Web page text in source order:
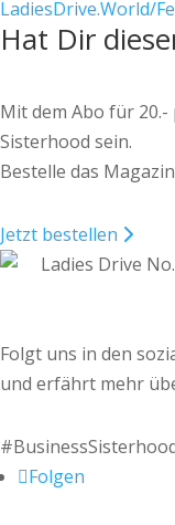
LadiesDrive.World/
Hat Dir
Mit dem Abo für
Sisterhood sein.
Bestelle das
Jetzt bestellen
Folgt uns in den
und erfährt mehr
Folgen